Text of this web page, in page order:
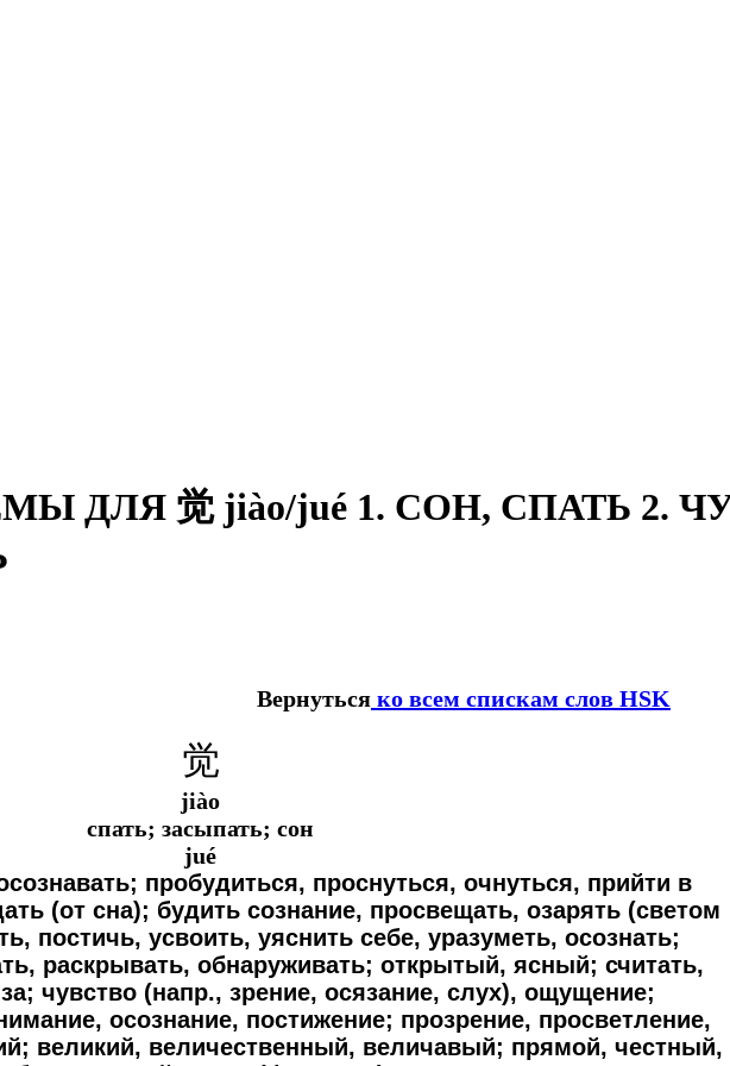
ДЛЯ 觉 jiào/jué 1. СОН, СПАТЬ 2.
Вернуться ко всем спискам слов HSK
觉
jiào
спать; засыпать; сон
jué
пробудиться, проснуться, очнуться, прийти в
(от сна); будить сознание, просвещать, озарять (светом
постичь, усвоить, уяснить себе, уразуметь, осознать;
раскрывать, обнаруживать; открытый, ясный; считать,
чувство (напр., зрение, осязание, слух), ощущение;
осознание, постижение; прозрение, просветление,
великий, величественный, величавый; прямой, честный,